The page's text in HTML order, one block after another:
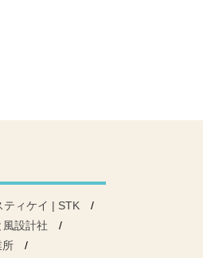
ティケイ | STK
設計社
所